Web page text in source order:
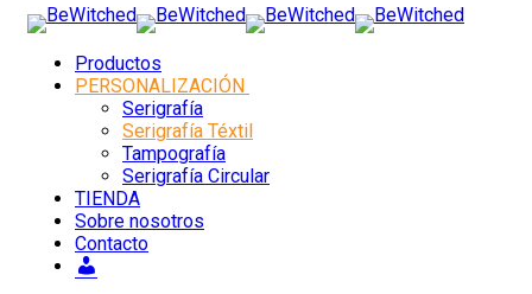
Productos
PERSONALIZACIÓN
Serigrafía
Serigrafía Téxtil
Tampografía
Serigrafía Circular
TIENDA
Sobre nosotros
Contacto